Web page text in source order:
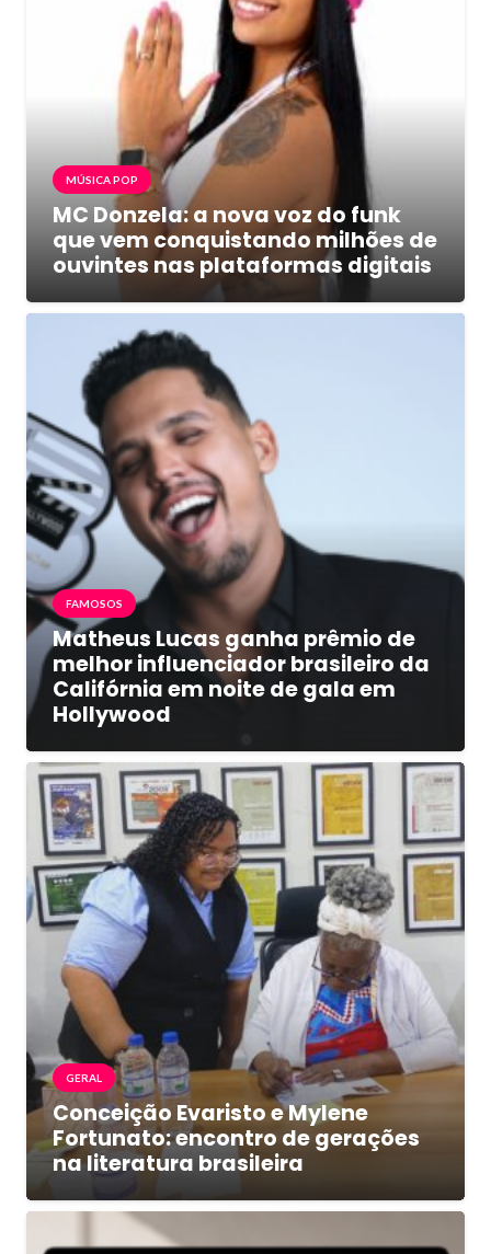
MÚSICA POP
MC Donzela: a nova voz do funk
que vem conquistando milhões de
ouvintes nas plataformas digitais
FAMOSOS
Matheus Lucas ganha prêmio de
melhor influenciador brasileiro da
Califórnia em noite de gala em
Hollywood
GERAL
Conceição Evaristo e Mylene
Fortunato: encontro de gerações
na literatura brasileira